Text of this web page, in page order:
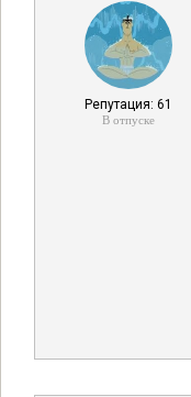
Репутация: 61
В отпуске